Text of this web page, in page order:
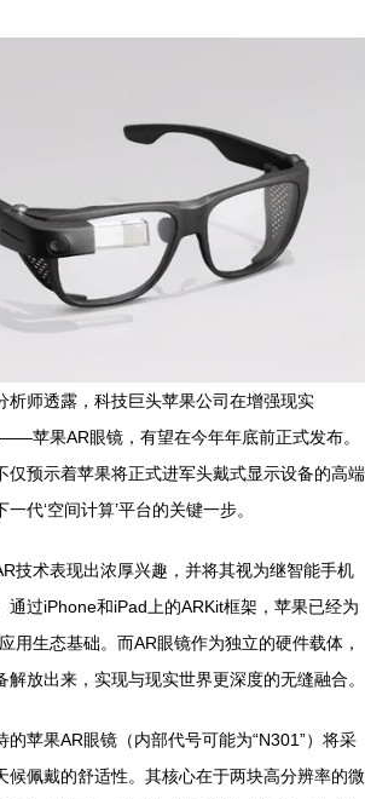
析师透露，科技巨头苹果公司在增强现实
——苹果AR眼镜，有望在今年年底前正式发布。
仅预示着苹果将正式进军头戴式显示设备的高端
代‘空间计算’平台的关键一步。
技术表现出浓厚兴趣，并将其视为继智能手机
通过iPhone和iPad上的ARKit框架，苹果已经为
用生态基础。而AR眼镜作为独立的硬件载体，
放出来，实现与现实世界更深度的无缝融合。
的苹果AR眼镜（内部代号可能为“N301”）将采
候佩戴的舒适性。其核心在于两块高分辨率的微